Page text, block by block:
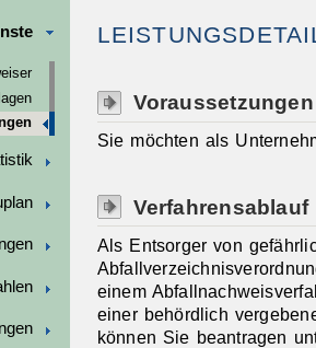
Voraussetzungen
Sie möchten als
Verfahrensablauf
Als Entsorger von
einem
einer behördlich
können Sie beantragen